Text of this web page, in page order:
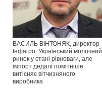
ВАСИЛЬ ВІНТОНЯК, директор
Інфагро: Український молочний
ринок у стані рівноваги, але
імпорт дедалі помітніше
витісняє вітчизняного
виробника